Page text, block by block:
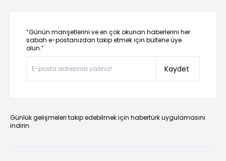
“Günün manşetlerini ve en çok okunan haberlerini her
sabah e-postanızdan takip etmek için bültene üye
olun.”
Kaydet
Günlük gelişmeleri takip edebilmek için habertürk uygulamasını
indirin